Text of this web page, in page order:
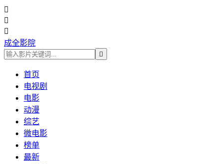



成全影院

首页
电视剧
电影
动漫
综艺
微电影
榜单
最新